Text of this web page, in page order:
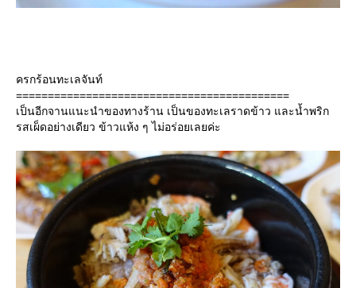
ครกร้อนทะเลจันท์
===========================================
เป็นอีกจานแนะนำของทางร้าน เป็นของทะเลราดข้าว และน้ำพริก
รสเผ็ดอย่างเดียว ข้าวแห้ง ๆ ไม่อร่อยเลยค่ะ